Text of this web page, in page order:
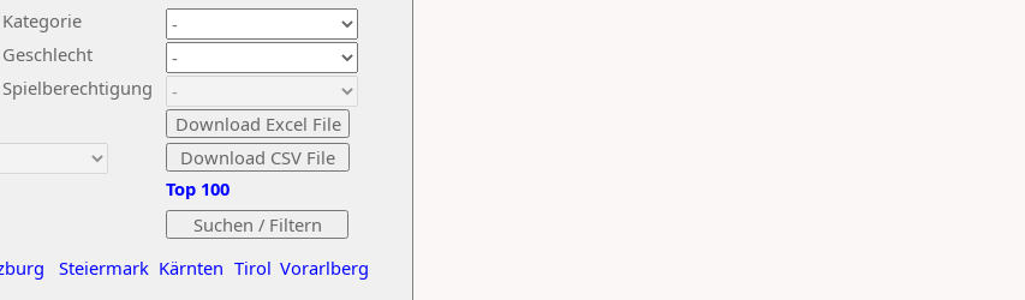
Kategorie
Geschlecht
Spielberechtigung
Steiermark Kärnten Tirol Vorarlberg
Top 100